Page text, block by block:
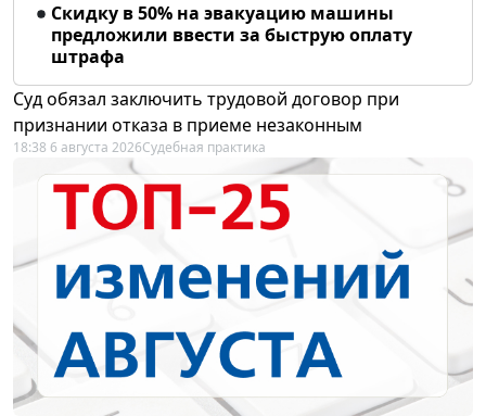
Скидку в 50% на эвакуацию машины
предложили ввести за быструю оплату
штрафа
Суд обязал заключить трудовой договор при
признании отказа в приеме незаконным
18:38 6 августа 2026Судебная практика